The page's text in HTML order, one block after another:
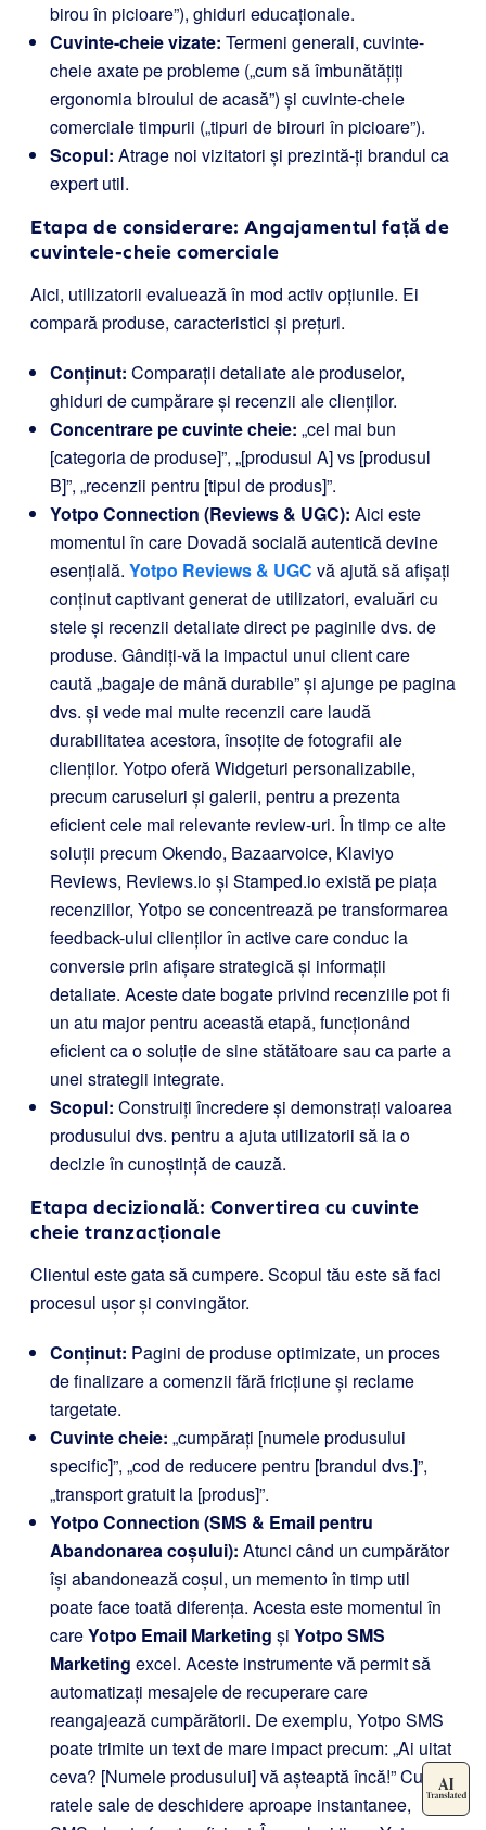
birou în picioare”), ghiduri educaționale.
Cuvinte-cheie vizate: Termeni generali, cuvinte-
cheie axate pe probleme („cum să îmbunătățiți
ergonomia biroului de acasă”) și cuvinte-cheie
comerciale timpurii („tipuri de birouri în picioare”).
Scopul: Atrage noi vizitatori și prezintă-ți brandul ca
expert util.
Etapa de considerare: Angajamentul față de
cuvintele-cheie comerciale
Aici, utilizatorii evaluează în mod activ opțiunile. Ei
compară produse, caracteristici și prețuri.
Conținut: Comparații detaliate ale produselor,
ghiduri de cumpărare și recenzii ale clienților.
Concentrare pe cuvinte cheie: „cel mai bun
[categoria de produse]”, „[produsul A] vs [produsul
B]”, „recenzii pentru [tipul de produs]”.
Yotpo Connection (Reviews & UGC): Aici este
momentul în care Dovadă socială autentică devine
esențială. Yotpo Reviews & UGC vă ajută să afișați
conținut captivant generat de utilizatori, evaluări cu
stele și recenzii detaliate direct pe paginile dvs. de
produse. Gândiți-vă la impactul unui client care
caută „bagaje de mână durabile” și ajunge pe pagina
dvs. și vede mai multe recenzii care laudă
durabilitatea acestora, însoțite de fotografii ale
clienților. Yotpo oferă Widgeturi personalizabile,
precum caruseluri și galerii, pentru a prezenta
eficient cele mai relevante review-uri. În timp ce alte
soluții precum Okendo, Bazaarvoice, Klaviyo
Reviews, Reviews.io și Stamped.io există pe piața
recenziilor, Yotpo se concentrează pe transformarea
feedback-ului clienților în active care conduc la
conversie prin afișare strategică și informații
detaliate. Aceste date bogate privind recenziile pot fi
un atu major pentru această etapă, funcționând
eficient ca o soluție de sine stătătoare sau ca parte a
unei strategii integrate.
Scopul: Construiți încredere și demonstrați valoarea
produsului dvs. pentru a ajuta utilizatorii să ia o
decizie în cunoștință de cauză.
Etapa decizională: Convertirea cu cuvinte
cheie tranzacționale
Clientul este gata să cumpere. Scopul tău este să faci
procesul ușor și convingător.
Conținut: Pagini de produse optimizate, un proces
de finalizare a comenzii fără fricțiune și reclame
targetate.
Cuvinte cheie: „cumpărați [numele produsului
specific]”, „cod de reducere pentru [brandul dvs.]”,
„transport gratuit la [produs]”.
Yotpo Connection (SMS & Email pentru
Abandonarea coșului): Atunci când un cumpărător
își abandonează coșul, un memento în timp util
poate face toată diferența. Acesta este momentul în
careYotpo Email Marketing și Yotpo SMS
Marketing excel. Aceste instrumente vă permit să
automatizați mesajele de recuperare care
reangajează cumpărătorii. De exemplu, Yotpo SMS
poate trimite un text de mare impact precum: „Ai uitat
ceva? [Numele produsului] vă așteaptă încă!” Cu
ratele sale de deschidere aproape instantanee,